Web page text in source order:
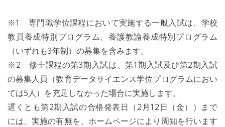
※1 専門職学位課程において実施する一般入試は、学校
教員養成特別プログラム、養護教諭養成特別プログラム
（いずれも3年制）の募集を含みます。
※2 修士課程の第3期入試は、第1期入試及び第2期入試
の募集人員（教育データサイエンス学位プログラムにおい
ては5人）を充足しなかった場合に実施します。
遅くとも第2期入試の合格発表日（2月12日（金））まで
には、実施の有無を、ホームページにより周知を行います